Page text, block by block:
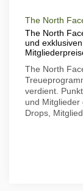
The North
The North
und
The North
verdient.
und Mitglieder
Drops,